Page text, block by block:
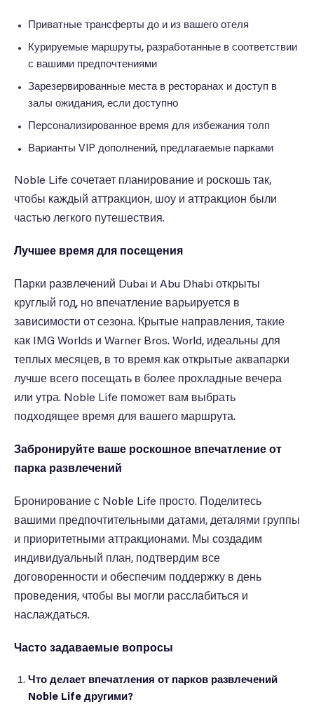
Приватные трансферты до и из вашего отеля
Курируемые маршруты, разработанные в соответствии
с вашими предпочтениями
Зарезервированные места в ресторанах и доступ в
залы ожидания, если доступно
Персонализированное время для избежания толп
Варианты VIP дополнений, предлагаемые парками
Noble Life сочетает планирование и роскошь так,
чтобы каждый аттракцион, шоу и аттракцион были
частью легкого путешествия.
Лучшее время для посещения
Парки развлечений Dubai и Abu Dhabi открыты
круглый год, но впечатление варьируется в
зависимости от сезона. Крытые направления, такие
как IMG Worlds и Warner Bros. World, идеальны для
теплых месяцев, в то время как открытые аквапарки
лучше всего посещать в более прохладные вечера
или утра. Noble Life поможет вам выбрать
подходящее время для вашего маршрута.
Забронируйте ваше роскошное впечатление от
парка развлечений
Бронирование с Noble Life просто. Поделитесь
вашими предпочтительными датами, деталями группы
и приоритетными аттракционами. Мы создадим
индивидуальный план, подтвердим все
договоренности и обеспечим поддержку в день
проведения, чтобы вы могли расслабиться и
наслаждаться.
Часто задаваемые вопросы
Что делает впечатления от парков развлечений
Noble Life другими?